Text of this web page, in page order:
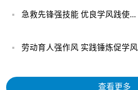
急救先锋强技能 优良学风践使...
劳动育人强作风 实践锤炼促学风
查看更多